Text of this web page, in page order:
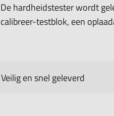
De hardheidstester wordt
calibreer-testblok, een
Veilig en snel geleverd